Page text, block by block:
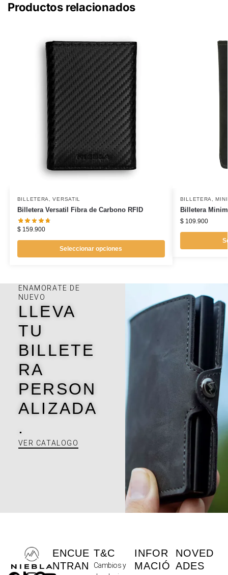
Productos relacionados
BILLETERA,VERSATIL
Billetera Versatil Fibra de Carbono RFID
$159.900
Seleccionar opciones
BILLETERA,
Billetera
$109.900
ENAMORATE DE
NUEVO
LLEVA
TU
BILLETE
RA
PERSON
ALIZADA
.
VER CATALOGO
ENCUE
NTRAN
T&C
Cambios y
INFOR
MACIÓ
NOVED
ADES